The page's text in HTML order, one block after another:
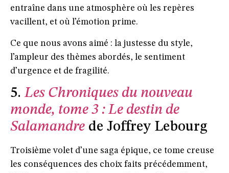
entraîne dans une atmosphère où les repères
vacillent, et où l’émotion prime.
Ce que nous avons aimé : la justesse du style,
l’ampleur des thèmes abordés, le sentiment
d’urgence et de fragilité.
5.Les Chroniques du nouveau
monde, tome 3 : Le destin de
Salamandre de Joffrey Lebourg
Troisième volet d’une saga épique, ce tome creuse
les conséquences des choix faits précédemment,